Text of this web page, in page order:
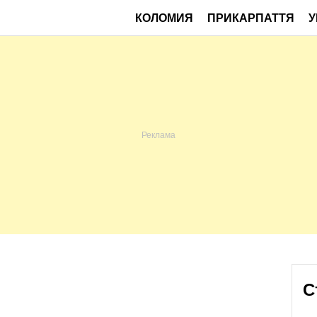
КОЛОМИЯ ПРИКАРПАТТЯ